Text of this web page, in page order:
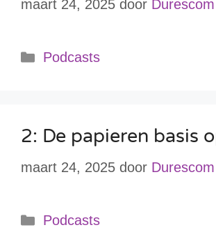
maart 24, 2025 door Durescom
Podcasts
2: De papieren basis
maart 24, 2025 door Durescom
Podcasts